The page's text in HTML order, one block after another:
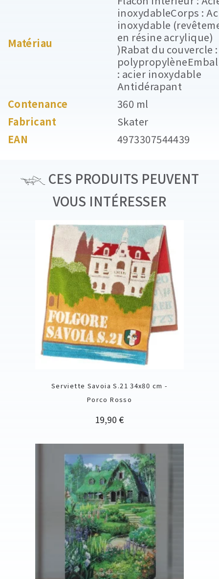
Matériau
inoxydableCorps :
inoxydable
en résine acrylique)
)Rabat du couvercle :
: acier inoxydable
Antidérapant
Contenance
360 ml
Fabricant
Skater
EAN
4973307544439
CES PRODUITS PEUVENT
VOUS INTÉRESSER
Serviette Savoia S.21 34x80 cm -
Porco Rosso
Prix
19,90 €